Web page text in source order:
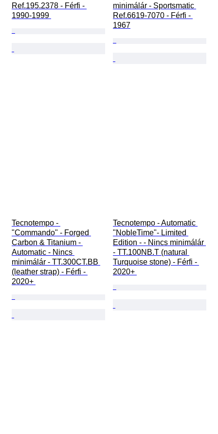
Ref.195.2378 - Férfi -
1990-1999
minimálár - Sportsmatic
Ref.6619-7070 - Férfi -
1967
Tecnotempo -
"Commando" - Forged
Carbon & Titanium -
Automatic - Nincs
minimálár - TT.300CT.BB
(leather strap) - Férfi -
2020+
Tecnotempo - Automatic
"NobleTime"- Limited
Edition - - Nincs minimálár
- TT.100NB.T (natural
Turquoise stone) - Férfi -
2020+